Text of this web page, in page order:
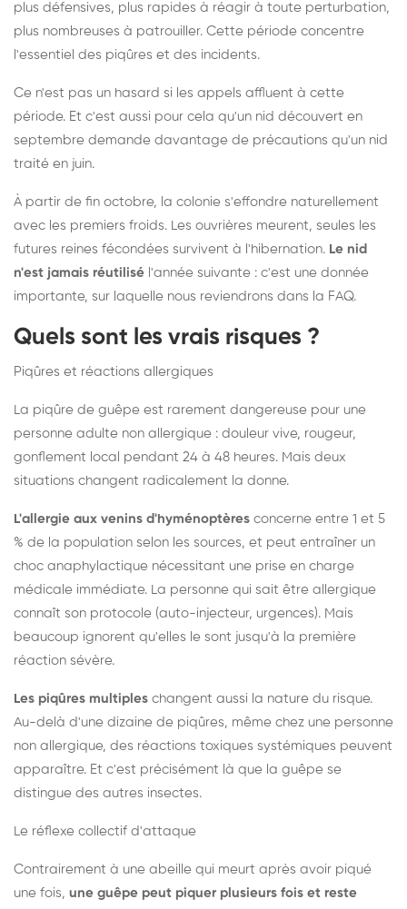
plus défensives, plus rapides à réagir à toute perturbation,
plus nombreuses à patrouiller. Cette période concentre
l'essentiel des piqûres et des incidents.
Ce n'est pas un hasard si les appels affluent à cette
période. Et c'est aussi pour cela qu'un nid découvert en
septembre demande davantage de précautions qu'un nid
traité en juin.
À partir de fin octobre, la colonie s'effondre naturellement
avec les premiers froids. Les ouvrières meurent, seules les
futures reines fécondées survivent à l'hibernation. Le nid
n'est jamais réutilisé l'année suivante : c'est une donnée
importante, sur laquelle nous reviendrons dans la FAQ.
Quels sont les vrais risques ?
Piqûres et réactions allergiques
La piqûre de guêpe est rarement dangereuse pour une
personne adulte non allergique : douleur vive, rougeur,
gonflement local pendant 24 à 48 heures. Mais deux
situations changent radicalement la donne.
L'allergie aux venins d'hyménoptères concerne entre 1 et 5
% de la population selon les sources, et peut entraîner un
choc anaphylactique nécessitant une prise en charge
médicale immédiate. La personne qui sait être allergique
connaît son protocole (auto-injecteur, urgences). Mais
beaucoup ignorent qu'elles le sont jusqu'à la première
réaction sévère.
Les piqûres multiples changent aussi la nature du risque.
Au-delà d'une dizaine de piqûres, même chez une personne
non allergique, des réactions toxiques systémiques peuvent
apparaître. Et c'est précisément là que la guêpe se
distingue des autres insectes.
Le réflexe collectif d'attaque
Contrairement à une abeille qui meurt après avoir piqué
une fois, une guêpe peut piquer plusieurs fois et reste